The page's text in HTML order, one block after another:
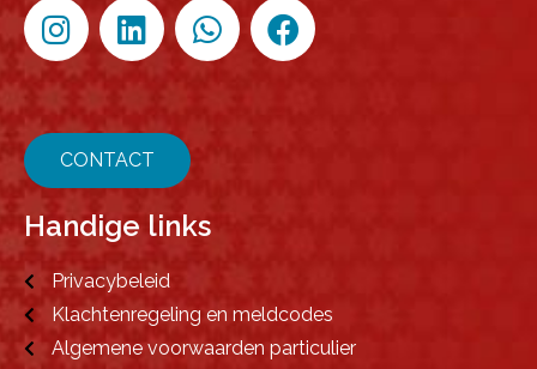
CONTACT
Handige links
Privacybeleid
Klachtenregeling en meldcodes
Algemene voorwaarden particulier